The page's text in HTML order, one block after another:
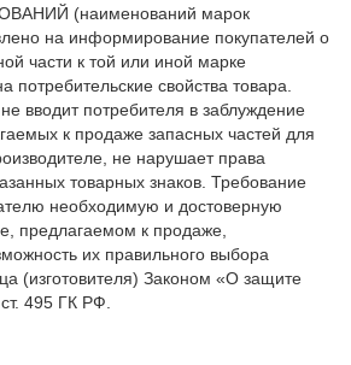
(наименований марок
на информирование покупателей о
части к той или иной марке
потребительские свойства товара.
вводит потребителя в заблуждение
к продаже запасных частей для
не нарушает права
товарных знаков. Требование
необходимую и достоверную
предлагаемом к продаже,
их правильного выбора
(изготовителя) Законом «О защите
495 ГК РФ.